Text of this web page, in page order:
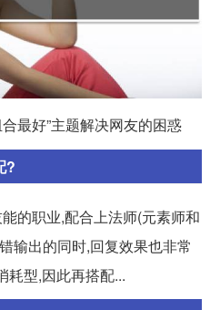
最好”主题解决网友的困惑
?
的职业,配合上法师(元素师和
输出的同时,回复效果也非常
耗型,因此再搭配...